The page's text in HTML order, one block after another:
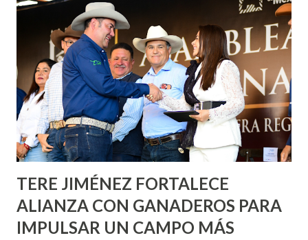
informó que en este programa se usarán cerca de 90 mil
metros cuadrados de pintura, para dar inicio en la calle
Nieto, entre Jesús F. Elizondo y la calle 22 de Octubre, con
lo que se aplicará pintura en 66 casas. Posteriormente se
llevará este programa a Villas de Nuestra Señora de la
Asunción, Avenida Alameda y Decreto 27 de Septiembre, en
los edificios FOVISSSTE Ojo de Agua, en la comunidad
Norias de Paso Hondo y en los edificios de...
TERE JIMÉNEZ FORTALECE
ALIANZA CON GANADEROS PARA
IMPULSAR UN CAMPO MÁS